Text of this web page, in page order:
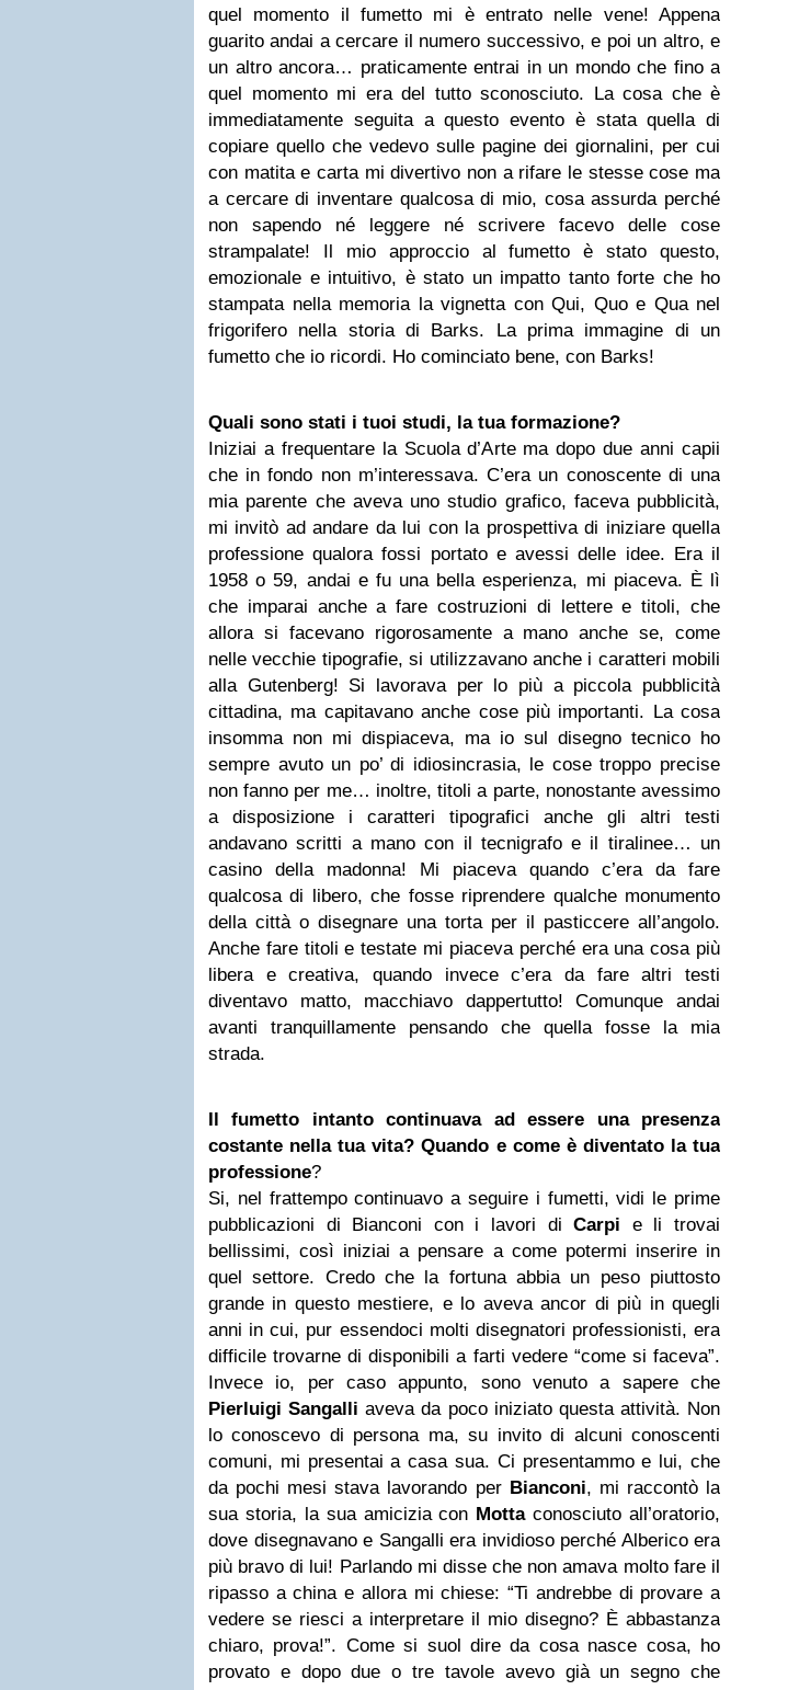
quel momento il fumetto mi è entrato nelle vene! Appena
guarito andai a cercare il numero successivo, e poi un altro, e
un altro ancora… praticamente entrai in un mondo che fino a
quel momento mi era del tutto sconosciuto. La cosa che è
immediatamente seguita a questo evento è stata quella di
copiare quello che vedevo sulle pagine dei giornalini, per cui
con matita e carta mi divertivo non a rifare le stesse cose ma
a cercare di inventare qualcosa di mio, cosa assurda perché
non sapendo né leggere né scrivere facevo delle cose
strampalate! Il mio approccio al fumetto è stato questo,
emozionale e intuitivo, è stato un impatto tanto forte che ho
stampata nella memoria la vignetta con Qui, Quo e Qua nel
frigorifero nella storia di Barks. La prima immagine di un
fumetto che io ricordi. Ho cominciato bene, con Barks!
Quali sono stati i tuoi studi, la tua formazione?
Iniziai a frequentare la Scuola d’Arte ma dopo due anni capii
che in fondo non m’interessava. C’era un conoscente di una
mia parente che aveva uno studio grafico, faceva pubblicità,
mi invitò ad andare da lui con la prospettiva di iniziare quella
professione qualora fossi portato e avessi delle idee. Era il
1958 o 59, andai e fu una bella esperienza, mi piaceva. È lì
che imparai anche a fare costruzioni di lettere e titoli, che
allora si facevano rigorosamente a mano anche se, come
nelle vecchie tipografie, si utilizzavano anche i caratteri mobili
alla Gutenberg! Si lavorava per lo più a piccola pubblicità
cittadina, ma capitavano anche cose più importanti. La cosa
insomma non mi dispiaceva, ma io sul disegno tecnico ho
sempre avuto un po’ di idiosincrasia, le cose troppo precise
non fanno per me… inoltre, titoli a parte, nonostante avessimo
a disposizione i caratteri tipografici anche gli altri testi
andavano scritti a mano con il tecnigrafo e il tiralinee… un
casino della madonna! Mi piaceva quando c’era da fare
qualcosa di libero, che fosse riprendere qualche monumento
della città o disegnare una torta per il pasticcere all’angolo.
Anche fare titoli e testate mi piaceva perché era una cosa più
libera e creativa, quando invece c’era da fare altri testi
diventavo matto, macchiavo dappertutto! Comunque andai
avanti tranquillamente pensando che quella fosse la mia
strada.
Il fumetto intanto continuava ad essere una presenza
costante nella tua vita? Quando e come è diventato la tua
professione?
Si, nel frattempo continuavo a seguire i fumetti, vidi le prime
pubblicazioni di Bianconi con i lavori diCarpi e li trovai
bellissimi, così iniziai a pensare a come potermi inserire in
quel settore. Credo che la fortuna abbia un peso piuttosto
grande in questo mestiere, e lo aveva ancor di più in quegli
anni in cui, pur essendoci molti disegnatori professionisti, era
difficile trovarne di disponibili a farti vedere “come si faceva”.
Invece io, per caso appunto, sono venuto a sapere che
Pierluigi Sangalli aveva da poco iniziato questa attività. Non
lo conoscevo di persona ma, su invito di alcuni conoscenti
comuni, mi presentai a casa sua. Ci presentammo e lui, che
da pochi mesi stava lavorando per Bianconi, mi raccontò la
sua storia, la sua amicizia con Mottaconosciuto all’oratorio,
dove disegnavano e Sangalli era invidioso perché Alberico era
più bravo di lui! Parlando mi disse che non amava molto fare il
ripasso a china e allora mi chiese: “Ti andrebbe di provare a
vedere se riesci a interpretare il mio disegno? È abbastanza
chiaro, prova!”. Come si suol dire da cosa nasce cosa, ho
provato e dopo due o tre tavole avevo già un segno che